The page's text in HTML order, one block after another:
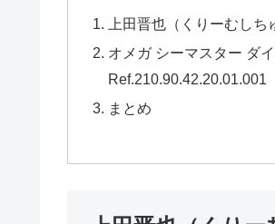
上田晋也（くりーむし
オメガ シーマスター ダ
Ref.210.90.42.20.01.001
まとめ